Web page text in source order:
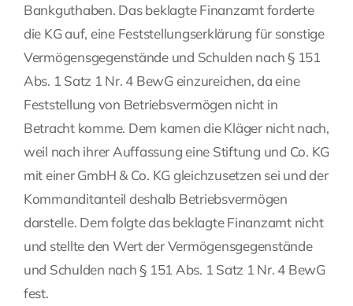
Bankguthaben. Das beklagte Finanzamt forderte
die KG auf, eine Feststellungserklärung für sonstige
Vermögensgegenstände und Schulden nach § 151
Abs. 1 Satz 1 Nr. 4 BewG einzureichen, da eine
Feststellung von Betriebsvermögen nicht in
Betracht komme. Dem kamen die Kläger nicht nach,
weil nach ihrer Auffassung eine Stiftung und Co. KG
mit einer GmbH & Co. KG gleichzusetzen sei und der
Kommanditanteil deshalb Betriebsvermögen
darstelle. Dem folgte das beklagte Finanzamt nicht
und stellte den Wert der Vermögensgegenstände
und Schulden nach § 151 Abs. 1 Satz 1 Nr. 4 BewG
fest.